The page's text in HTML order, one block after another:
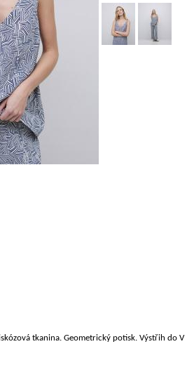
tkanina. Geometrický potisk. Výstřih do V